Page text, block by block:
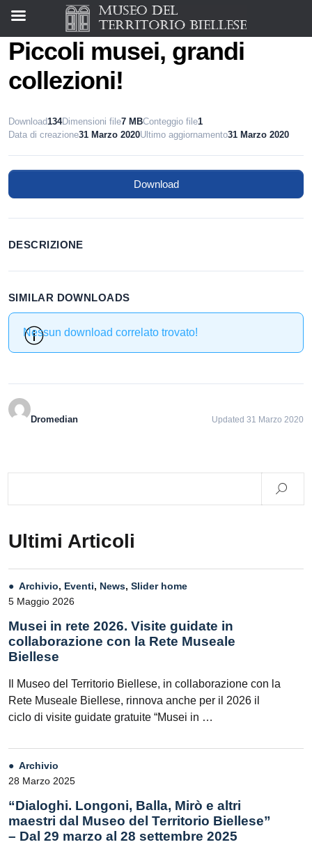
Piccoli musei, grandi
collezioni!
Download134Dimensioni file7 MBConteggio file1
Data di creazione31 Marzo 2020Ultimo aggiornamento31 Marzo 2020
Download
DESCRIZIONE
SIMILAR DOWNLOADS
Nessun download correlato trovato!
Dromedian Updated 31 Marzo 2020
Ultimi Articoli
Archivio, Eventi, News, Slider home
5 Maggio 2026
Musei in rete 2026. Visite guidate in
collaborazione con la Rete Museale
Biellese
Il Museo del Territorio Biellese, in collaborazione con la
Rete Museale Biellese, rinnova anche per il 2026 il
ciclo di visite guidate gratuite “Musei in …
Archivio
28 Marzo 2025
“Dialoghi. Longoni, Balla, Mirò e altri
maestri dal Museo del Territorio Biellese”
– Dal 29 marzo al 28 settembre 2025